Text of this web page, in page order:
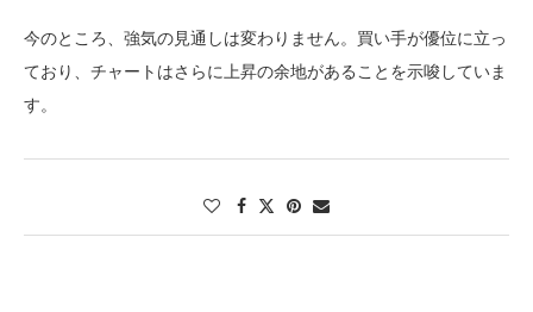
今のところ、強気の見通しは変わりません。買い手が優位に立っ
ており、チャートはさらに上昇の余地があることを示唆していま
す。